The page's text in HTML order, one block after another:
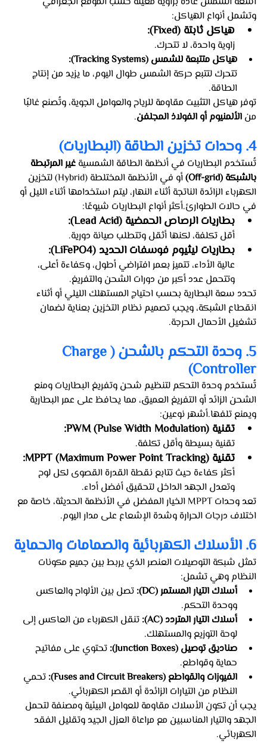
وتشمل أنواع الهياكل:
هياكل ثابتة (Fixed):
زاوية واحدة، لا تتحرك.
هياكل متتبعة للشمس (Tracking Systems):
تتحرك لتتبع حركة الشمس طوال اليوم، ما يزيد من إنتاج
الطاقة.
توفر هياكل التثبيت مقاومة للرياح والعوامل الجوية، وتُصنع غالبًا
من الألمنيوم أو الفولاذ المجلفن.
4. وحدات تخزين الطاقة (البطاريات)
تُستخدم البطاريات في أنظمة الطاقة الشمسية غير المرتبطة
بالشبكة (Off-grid)
أو في الأنظمة المختلطة (Hybrid) لتخزين
الكهرباء الزائدة الناتجة أثناء النهار، ليتم استخدامها أثناء الليل أو
في حالات الطوارئ.أكثر أنواع البطاريات شيوعًا:
بطاريات الرصاص الحمضية (Lead Acid):
أقل تكلفة، لكنها أثقل وتتطلب صيانة دورية.
بطاريات ليثيوم فوسفات الحديد (LiFePO4):
عالية الأداء، تتميز بعمر افتراضي أطول، وكفاءة أعلى،
وتتحمل عدد أكبر من دورات الشحن والتفريغ.
تحدد سعة البطارية بحسب احتياج المستهلك الليلي أو أثناء
انقطاع الشبكة، ويجب تصميم نظام التخزين بعناية لضمان
تشغيل الأحمال الحرجة.
5. وحدة التحكم بالشحن (Charge
Controller)
تُستخدم وحدة التحكم لتنظيم شحن وتفريغ البطاريات ومنع
الشحن الزائد أو التفريغ العميق، مما يحافظ على عمر البطارية
ويمنع تلفها.أشهر نوعين:
تقنية PWM (Pulse Width Modulation):
تقنية بسيطة وأقل تكلفة.
تقنية MPPT (Maximum Power Point Tracking):
أكثر كفاءة حيث تتابع نقطة القدرة القصوى لكل لوح
وتعدل الجهد الداخل لتحقيق أفضل أداء.
تعد وحدات MPPT الخيار المفضل في الأنظمة الحديثة، خاصة مع
اختلاف درجات الحرارة وشدة الإشعاع على مدار اليوم.
6. الأسلاك الكهربائية والصمامات والحماية
تمثل شبكة التوصيلات العنصر الذي يربط بين جميع مكونات
النظام وهي تشمل:
أسلاك التيار المستمر (DC):
تصل بين الألواح والعاكس
ووحدة التحكم.
أسلاك التيار المتردد (AC):
تنقل الكهرباء من العاكس إلى
لوحة التوزيع والمستهلك.
صناديق توصيل (Junction Boxes):
تحتوي على مفاتيح
حماية وقواطع.
الفيوزات والقواطع (Fuses and Circuit Breakers):
تحمي
النظام من التيارات الزائدة أو القصر الكهربائي.
يجب أن تكون الأسلاك مقاومة للعوامل البيئية ومصنفة لتحمل
الجهد والتيار المناسبين مع مراعاة العزل الجيد وتقليل الفقد
الكهربائي.